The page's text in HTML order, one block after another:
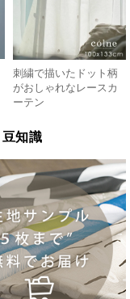
刺繍で描いたドット柄
がおしゃれなレースカ
ーテン
知識